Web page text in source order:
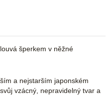
šperkem v něžné
a nejstarším japonském
vzácný, nepravidelný tvar a